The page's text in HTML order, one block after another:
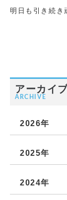
明日も引き続き
アーカイ
ARCHIVE
2026年
2025年
2024年